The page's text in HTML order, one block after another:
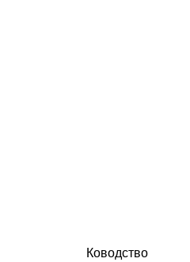
Ководство